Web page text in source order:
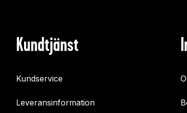
Kundtjänst
Kundservice
Leveransinformation